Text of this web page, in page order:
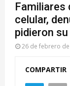
Familiares
celular,
pidieron
26 de febrero
COMPARTIR